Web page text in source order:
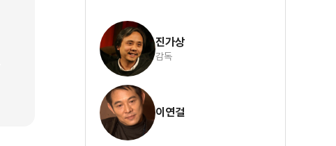
진가상
감독
이연걸